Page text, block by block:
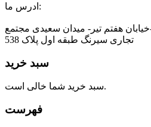
ادرس ما:
هفتم تیر- میدان سعیدی مجتمع
تجاری سیرنگ طبقه اول پلاک 538
سبد خرید
سبد خرید شما خالی است.
فهرست